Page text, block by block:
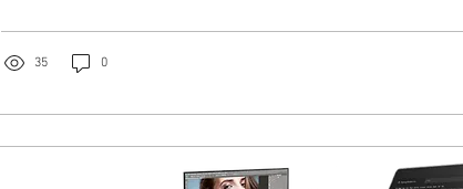
35 0